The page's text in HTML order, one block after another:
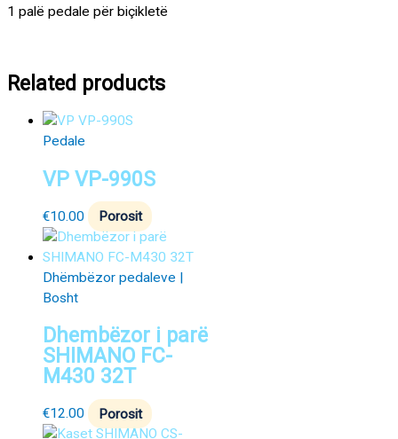
1 palë pedale për biçikletë
Related products
Pedale
VP VP-990S
€10.00 Porosit
Dhëmbëzor pedaleve |
Bosht
Dhembëzor i parë
SHIMANO FC-
M430 32T
€12.00 Porosit